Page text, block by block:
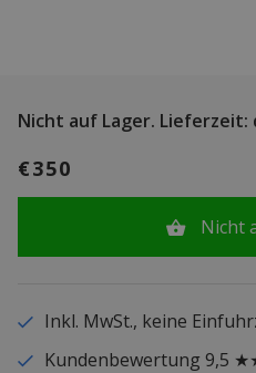
Nicht auf Lager. Lieferzeit:
€350
Nicht
Inkl. MwSt., keine
Kundenbewertung 9,5